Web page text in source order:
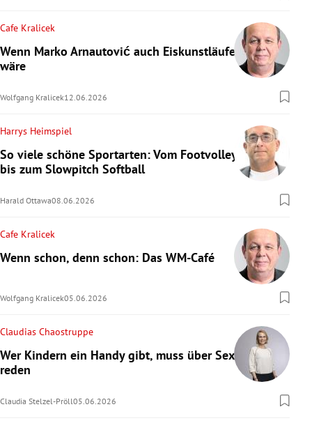
Cafe Kralicek
Wenn Marko Arnautović auch Eiskunstläufer
wäre
Wolfgang Kralicek12.06.2026
Harrys Heimspiel
So viele schöne Sportarten: Vom Footvolley
bis zum Slowpitch Softball
Harald Ottawa08.06.2026
Cafe Kralicek
Wenn schon, denn schon: Das WM-Café
Wolfgang Kralicek05.06.2026
Claudias Chaostruppe
Wer Kindern ein Handy gibt, muss über Sex
reden
Claudia Stelzel-Pröll05.06.2026